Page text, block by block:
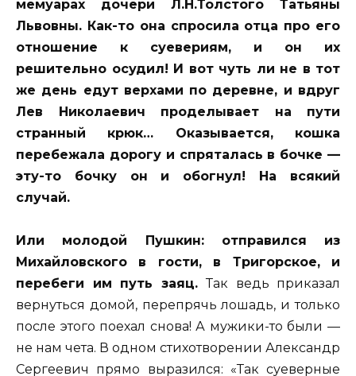
мемуарах дочери Л.Н.Толстого Татьяны
Львовны. Как-то она спросила отца про его
отношение к суевериям, и он их
решительно осудил! И вот чуть ли не в тот
же день едут верхами по деревне, и вдруг
Лев Николаевич проделывает на пути
странный крюк… Оказывается, кошка
перебежала дорогу и спряталась в бочке —
эту-то бочку он и обогнул! На всякий
случай.
Или молодой Пушкин: отправился из
Михайловского в гости, в Тригорское, и
перебеги им путь заяц.Так ведь приказал
вернуться домой, перепрячь лошадь, и только
после этого поехал снова! А мужики-то были —
не нам чета. В одном стихотворении Александр
Сергеевич прямо выразился: «Так суеверные